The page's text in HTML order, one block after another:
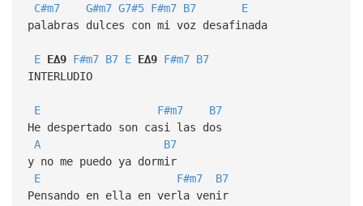
C#m7
G#m7 G7#5 F#m7 B7
E
palabras dulces con mi voz desafinada
E E∆9 F#m7 B7 E E∆9 F#m7 B7
INTERLUDIO
E F#m7
B7
He despertado son casi las dos
A
B7
y no me puedo ya dormir
E
F#m7
B7
Pensando en ella en verla venir